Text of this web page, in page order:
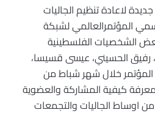
لاعادة تنظيم الجاليات
المؤتمرالعالمي لشبكة
الشخصيات الفلسطينية
الحسيني، عيسى قسيسا،
المؤتمر خلال شهر شباط من
دون معرفة كيفية المشاركة والعضوية
من اوساط الجاليات والتجمعات